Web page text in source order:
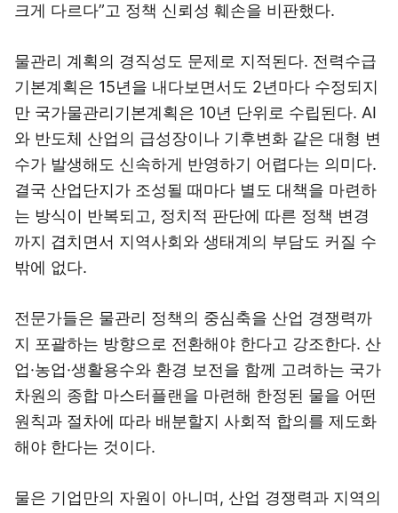
크게 다르다”고 정책 신뢰성 훼손을 비판했다.
물관리 계획의 경직성도 문제로 지적된다. 전력수급
기본계획은 15년을 내다보면서도 2년마다 수정되지
만 국가물관리기본계획은 10년 단위로 수립된다. AI
와 반도체 산업의 급성장이나 기후변화 같은 대형 변
수가 발생해도 신속하게 반영하기 어렵다는 의미다.
결국 산업단지가 조성될 때마다 별도 대책을 마련하
는 방식이 반복되고, 정치적 판단에 따른 정책 변경
까지 겹치면서 지역사회와 생태계의 부담도 커질 수
밖에 없다.
전문가들은 물관리 정책의 중심축을 산업 경쟁력까
지 포괄하는 방향으로 전환해야 한다고 강조한다. 산
업·농업·생활용수와 환경 보전을 함께 고려하는 국가
차원의 종합 마스터플랜을 마련해 한정된 물을 어떤
원칙과 절차에 따라 배분할지 사회적 합의를 제도화
해야 한다는 것이다.
물은 기업만의 자원이 아니며, 산업 경쟁력과 지역의